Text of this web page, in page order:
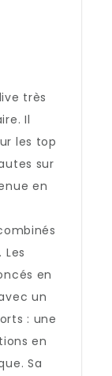
très
Il
les top
sur
en
en
un
: une
en
Sa